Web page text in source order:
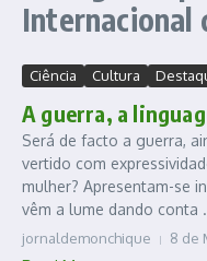
Internacional
Ciência Cultura
A guerra, a
Será de facto a guerra,
vertido com
mulher? Apresentam-se
vêm a lume dando conta
jornaldemonchique 8 de